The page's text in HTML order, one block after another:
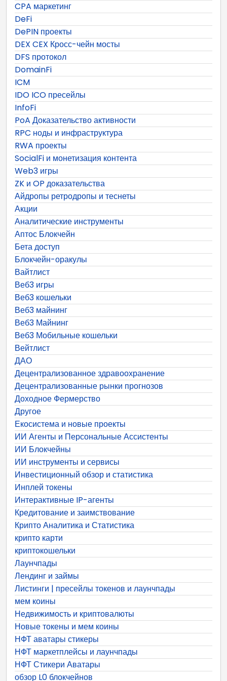
CPA маркетинг
DeFi
DePIN проекты
DEX CEX Кросс-чейн мосты
DFS протокол
DomainFi
ICM
IDO ICO пресейлы
InfoFi
PoA Доказательство активности
RPC ноды и инфраструктура
RWA проекты
SocialFi и монетизация контента
Web3 игры
ZK и OP доказательства
Айдропы ретродропы и теснеты
Акции
Аналитические инструменты
Аптос Блокчейн
Бета доступ
Блокчейн-оракулы
Вайтлист
Веб3 игры
Веб3 кошельки
Веб3 майнинг
Веб3 Майнинг
Веб3 Мобильные кошельки
Вейтлист
ДАО
Децентрализованное здравоохранение
Децентрализованные рынки прогнозов
Доходное Фермерство
Другое
Екосистема и новые проекты
ИИ Агенты и Персональные Ассистенты
ИИ Блокчейны
ИИ инструменты и сервисы
Инвестиционный обзор и статистика
Инплей токены
Интерактивные IP-агенты
Кредитование и заимствование
Крипто Аналитика и Статистика
крипто карти
криптокошельки
Лаунчпады
Лендинг и займы
Листинги | пресейлы токенов и лаунчпады
мем коины
Недвижимость и криптовалюты
Новые токены и мем коины
НФТ аватары стикеры
НФТ маркетплейсы и лаунчпады
НФТ Стикери Аватары
обзор L0 блокчейнов